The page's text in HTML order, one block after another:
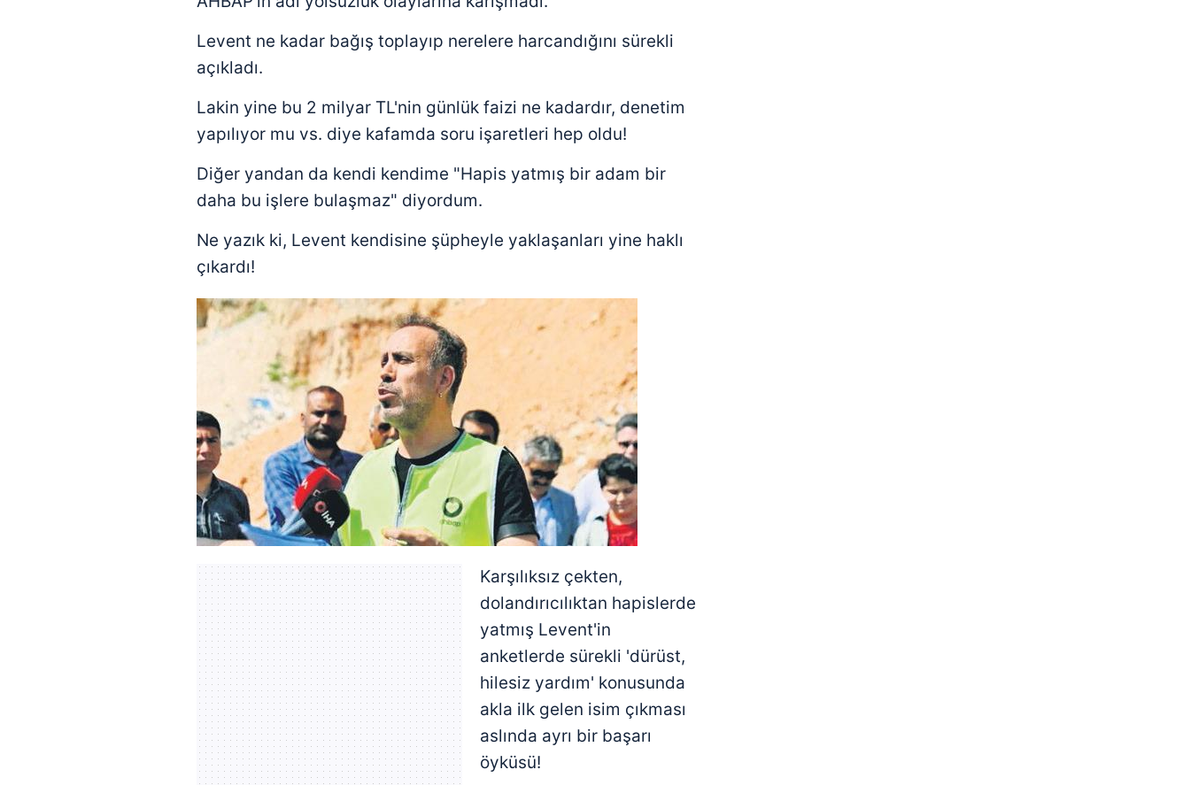
mevzuata uygun olarak kullanılan çerezlerle ilgili bilgi almak için lütfen
Levent ne kadar bağış toplayıp nerelere harcandığını sürekli
açıkladı.
Lakin yine bu 2 milyar TL'nin günlük faizi ne kadardır, denetim
yapılıyor mu vs. diye kafamda soru işaretleri hep oldu!
Diğer yandan da kendi kendime "Hapis yatmış bir adam bir
daha bu işlere bulaşmaz" diyordum.
Ne yazık ki, Levent kendisine şüpheyle yaklaşanları yine haklı
çıkardı!
Karşılıksız çekten,
dolandırıcılıktan hapislerde
yatmış Levent'in
anketlerde sürekli 'dürüst,
hilesiz yardım' konusunda
akla ilk gelen isim çıkması
aslında ayrı bir başarı
öyküsü!